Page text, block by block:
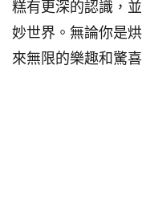
糕有更深的認識，
妙世界。無論你是
來無限的樂趣和驚喜